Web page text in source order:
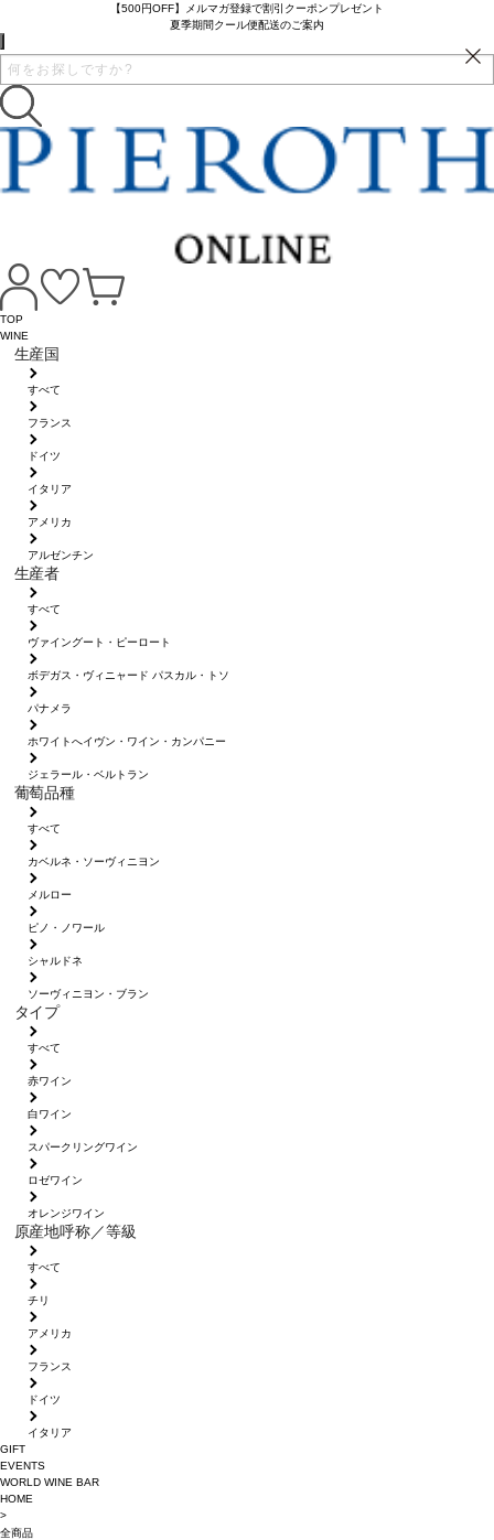
【500円OFF】メルマガ登録で割引クーポンプレゼント
夏季期間クール便配送のご案内
TOP
WINE
生産国
すべて
フランス
ドイツ
イタリア
アメリカ
アルゼンチン
生産者
すべて
ヴァイングート・ピーロート
ボデガス・ヴィニャード パスカル・トソ
パナメラ
ホワイトへイヴン・ワイン・カンパニー
ジェラール・ベルトラン
葡萄品種
すべて
カベルネ・ソーヴィニヨン
メルロー
ピノ・ノワール
シャルドネ
ソーヴィニヨン・ブラン
タイプ
すべて
赤ワイン
白ワイン
スパークリングワイン
ロゼワイン
オレンジワイン
原産地呼称／等級
すべて
チリ
アメリカ
フランス
ドイツ
イタリア
GIFT
EVENTS
WORLD WINE BAR
HOME
>
全商品